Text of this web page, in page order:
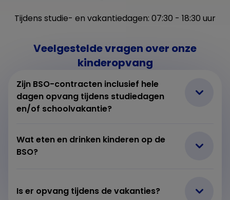
Tijdens studie- en vakantiedagen: 07:30 - 18:30 uur
Veelgestelde vragen over onze
kinderopvang
Zijn BSO-contracten inclusief hele
dagen opvang tijdens studiedagen
en/of schoolvakantie?
Wat eten en drinken kinderen op de
BSO?
Is er opvang tijdens de vakanties?